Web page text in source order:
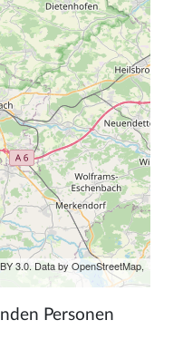
3.0. Data by OpenStreetMap,
Personen